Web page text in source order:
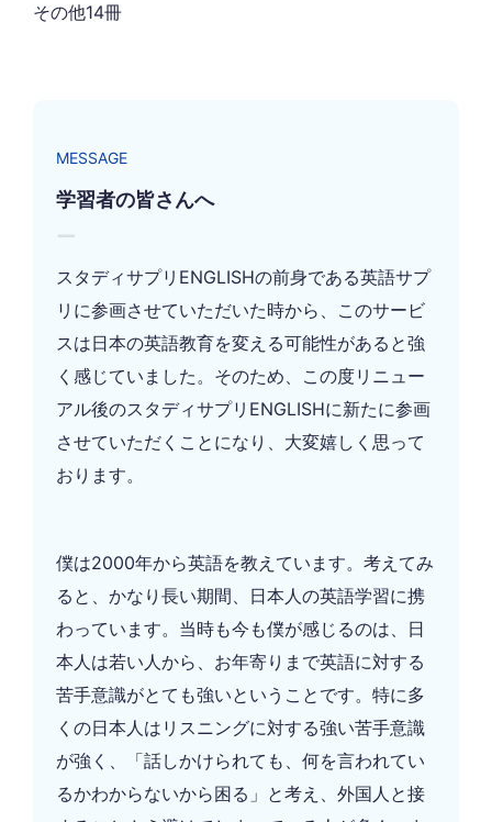
その他14冊
MESSAGE
学習者の皆さんへ
ー
スタディサプリENGLISHの前身である英語サプ
リに参画させていただいた時から、このサービ
スは日本の英語教育を変える可能性があると強
く感じていました。そのため、この度リニュー
アル後のスタディサプリENGLISHに新たに参画
させていただくことになり、大変嬉しく思って
おります。
僕は2000年から英語を教えています。考えてみ
ると、かなり長い期間、日本人の英語学習に携
わっています。当時も今も僕が感じるのは、日
本人は若い人から、お年寄りまで英語に対する
苦手意識がとても強いということです。特に多
くの日本人はリスニングに対する強い苦手意識
が強く、「話しかけられても、何を言われてい
るかわからないから困る」と考え、外国人と接